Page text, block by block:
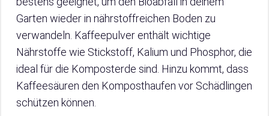
Garten wieder in nährstoffreichen Boden zu
verwandeln. Kaffeepulver enthält wichtige
Nährstoffe wie Stickstoff, Kalium und Phosphor, die
ideal für die Komposterde sind. Hinzu kommt, dass
Kaffeesäuren den Komposthaufen vor Schädlingen
schützen können.